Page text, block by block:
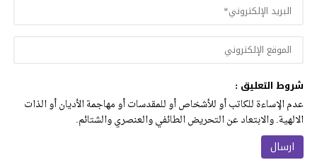
شروط التعليق :
عدم الإساءة للكاتب أو للأشخاص أو للمقدسات أو مهاجمة الأديان أو الذات
الالهية. والابتعاد عن التحريض الطائفي والعنصري والشتائم.